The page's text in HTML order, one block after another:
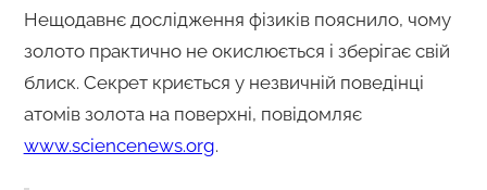
Нещодавнє дослідження фізиків пояснило, чому
золото практично не окислюється і зберігає свій
блиск. Секрет криється у незвичній поведінці
атомів золота на поверхні, повідомляє
www.sciencenews.org.